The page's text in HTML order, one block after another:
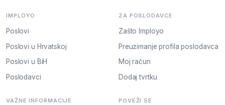
IMPLOYO
Poslovi
Poslovi u Hrvatskoj
Poslovi u BiH
Poslodavci
ZA POSLODAVCE
Zašto Imployo
Preuzimanje profila poslodavca
Moj račun
Dodaj tvrtku
VAŽNE INFORMACIJE POVEŽI SE